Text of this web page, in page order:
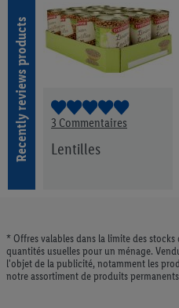
d’envies
Recently reviews products 3 Commentaires
Lentilles
* Offres valables dans la limite des
quantités usuelles pour un ménage.
l'objet de la publicité, notamment les
notre assortiment de produits